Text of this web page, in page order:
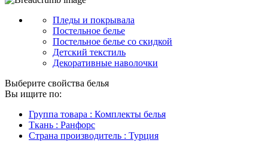
Пледы и покрывала
Постельное белье
Постельное белье со скидкой
Детский текстиль
Декоративные наволочки
Выберите свойства белья
Вы ищите по:
Группа товара : Комплекты белья
Ткань : Ранфорс
Страна производитель : Турция